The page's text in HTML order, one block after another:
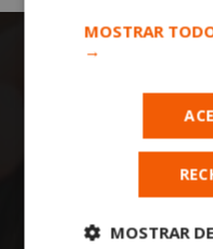
toda la
MOSTRAR
→
MOSTRAR